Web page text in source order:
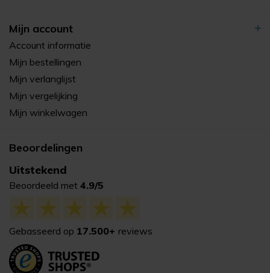
Mijn account
Account informatie
Mijn bestellingen
Mijn verlanglijst
Mijn vergelijking
Mijn winkelwagen
Beoordelingen
Uitstekend
Beoordeeld met 4.9/5
Gebasseerd op 17.500+ reviews